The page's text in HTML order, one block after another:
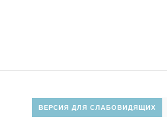
ВЕРСИЯ ДЛЯ СЛАБОВИДЯЩИХ